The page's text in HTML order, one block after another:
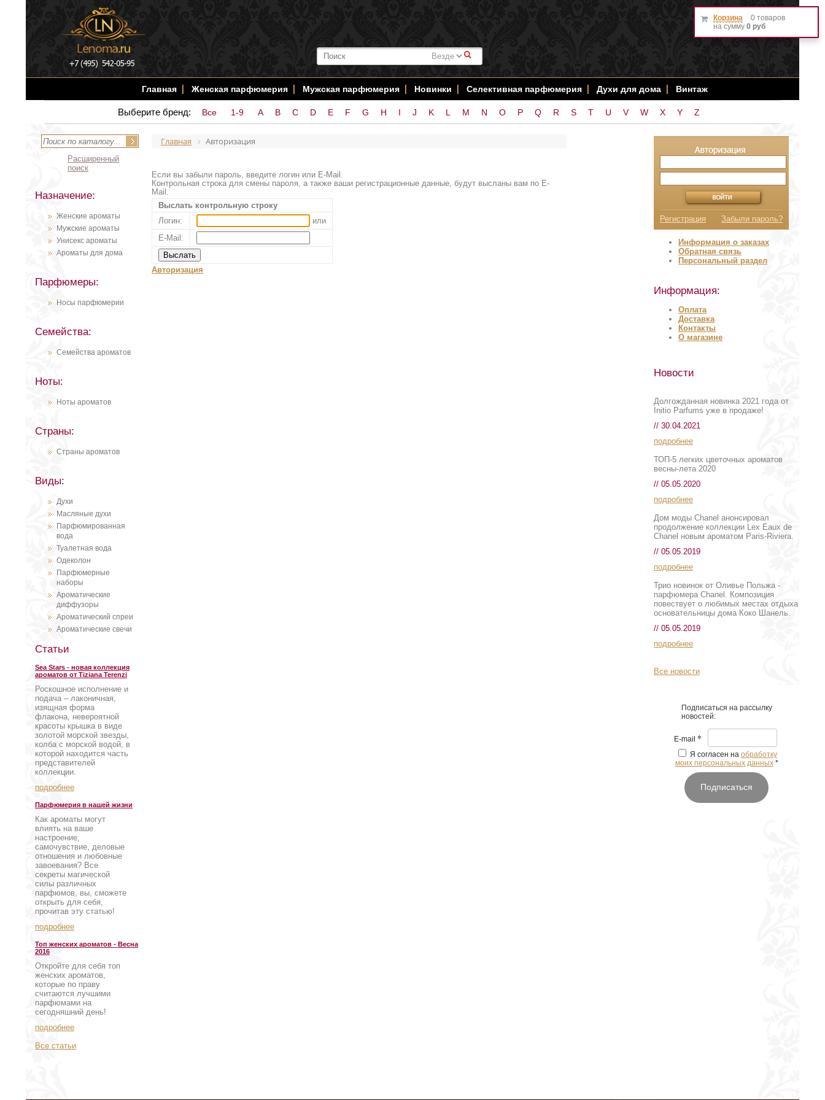
#
Главная Женская парфюмерия Мужская парфюмерия Новинки Селективная парфюмерия Духи для дома Винтаж
Выберите бренд: Все 1-9 A B C D E F G H I J K L M N O P Q R S T U V W X Y Z
Расширенный
поиск
Назначение:
Женские ароматы
Мужские ароматы
Унисекс ароматы
Ароматы для дома
Парфюмеры:
Носы парфюмерии
Семейства:
Семейства ароматов
Ноты:
Ноты ароматов
Страны:
Страны ароматов
Виды:
Духи
Масляные духи
Парфюмированная
вода
Туалетная вода
Одеколон
Парфюмерные
наборы
Ароматические
диффузоры
Ароматический спреи
Ароматические свечи
Статьи
Sea Stars - новая коллекция
ароматов от Tiziana Terenzi
Роскошное исполнение и
подача – лаконичная,
изящная форма
флакона, невероятной
красоты крышка в виде
золотой морской звезды,
колба с морской водой, в
которой находится часть
представителей
коллекции.
подробнее
Парфюмерия в нашей жизни
Как ароматы могут
влиять на ваше
настроение,
самочувствие, деловые
отношения и любовные
завоевания? Все
секреты магической
силы различных
парфюмов, вы, сможете
открыть для себя,
прочитав эту статью!
подробнее
Топ женских ароматов - Весна
2016
Откройте для себя топ
женских ароматов,
которые по праву
считаются лучшими
парфюмами на
сегодняшний день!
подробнее
Все статьи
Главная Авторизация
Если вы забыли пароль, введите логин или E-Mail.
Контрольная строка для смены пароля, а также ваши регистрационные данные, будут высланы вам по E-
Mail.
Выслать контрольную строку
Логин:
или
E-Mail:
Авторизация
Корзина
0 товаров
на сумму 0 руб
Регистрация Забыли пароль?
Информация о заказах
Обратная связь
Персональный раздел
Информация:
Оплата
Доставка
Контакты
О магазине
Новости
Долгожданная новинка 2021 года от
Initio Parfums уже в продаже!
// 30.04.2021
подробнее
ТОП-5 легких цветочных ароматов
весны-лета 2020
// 05.05.2020
подробнее
Дом моды Chanel анонсировал
продолжение коллекции Lex Eaux de
Chanel новым ароматом Paris-Riviera.
// 05.05.2019
подробнее
Трио новинок от Оливье Польжа -
парфюмера Chanel. Композиция
повествует о любимых местах отдыха
основательницы дома Коко Шанель.
// 05.05.2019
подробнее
Все новости
Подписаться на рассылку
новостей:
E-mail *
Я согласен на обработку
моих персональных данных *
Подписаться